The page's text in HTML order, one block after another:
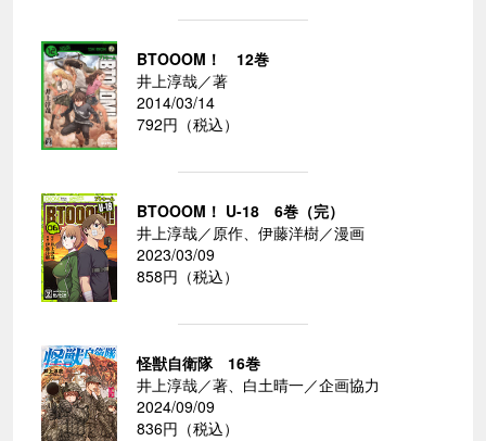
BTOOOM！ 12巻
井上淳哉／著
2014/03/14
792円（税込）
BTOOOM！ U-18 6巻（完）
井上淳哉／原作、伊藤洋樹／漫画
2023/03/09
858円（税込）
怪獣自衛隊 16巻
井上淳哉／著、白土晴一／企画協力
2024/09/09
836円（税込）